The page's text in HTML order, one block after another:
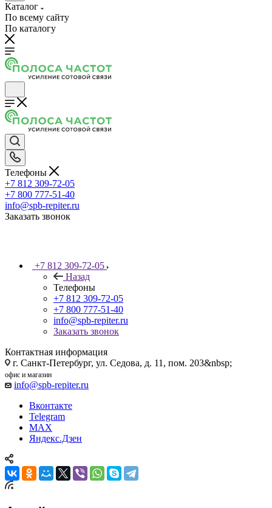
Каталог
По всему сайту
По каталогу
Телефоны
+7 812 309-72-05
+7 800 777-51-40
info@spb-repiter.ru
Заказать звонок
+7 812 309-72-05
Назад
Телефоны
+7 812 309-72-05
+7 800 777-51-40
info@spb-repiter.ru
Заказать звонок
Контактная информация
г. Санкт-Петербург, ул. Седова, д. 11, пом. 203&nbsp;
офис и магазин
info@spb-repiter.ru
Вконтакте
Telegram
MAX
Яндекс.Дзен